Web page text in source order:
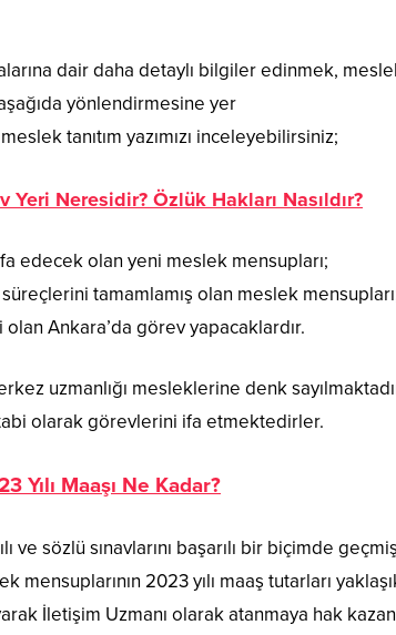
dair daha detaylı bilgiler edinmek,
yönlendirmesine yer
tanıtım yazımızı inceleyebilirsiniz;
Yeri Neresidir? Özlük Hakları Nasıldır?
edecek olan yeni meslek mensupları;
tamamlamış olan meslek
olan Ankara’da görev yapacaklardır.
uzmanlığı mesleklerine denk
olarak görevlerini ifa etmektedirler.
Yılı Maaşı Ne Kadar?
ve sözlü sınavlarını başarılı bir biçimde
mensuplarının 2023 yılı maaş tutarları
İletişim Uzmanı olarak atanmaya hak